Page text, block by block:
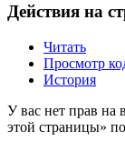
Действия на
Читать
Просмотр
История
У вас нет прав на
этой страницы»